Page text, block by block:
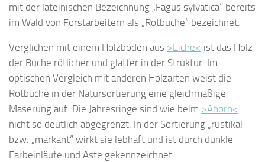
mit der lateinischen Bezeichnung „Fagus sylvatica“ bereits
im Wald von Forstarbeitern als „Rotbuche“ bezeichnet.
Verglichen mit einem Holzboden aus >Eiche< ist das Holz
der Buche rötlicher und glatter in der Struktur. Im
optischen Vergleich mit anderen Holzarten weist die
Rotbuche in der Natursortierung eine gleichmäßige
Maserung auf. Die Jahresringe sind wie beim >Ahorn<
nicht so deutlich abgegrenzt. In der Sortierung „rustikal
bzw. „markant“ wirkt sie lebhaft und ist durch dunkle
Farbeinläufe und Äste gekennzeichnet.